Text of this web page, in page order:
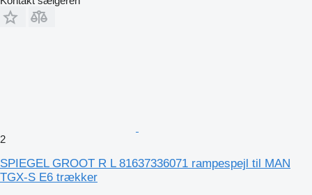
2
SPIEGEL GROOT R L 81637336071 rampespejl til MAN
TGX-S E6 trækker